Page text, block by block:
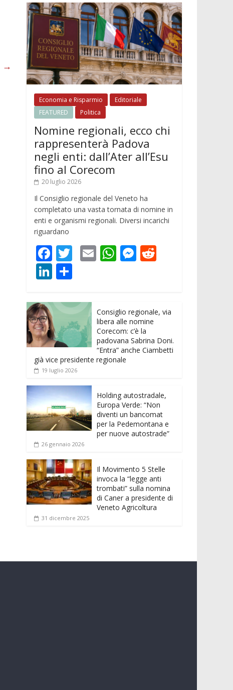
→
Economia e Risparmio
Editoriale
FEATURED
Politica
Nomine regionali, ecco chi
rappresenterà Padova
negli enti: dall’Ater all’Esu
fino al Corecom
20 luglio 2026
Il Consiglio regionale del Veneto ha
completato una vasta tornata di nomine in
enti e organismi regionali. Diversi incarichi
riguardano
F
ac
e
b
o
o
k
T
er
E W
A
p
p
M
n
g
er
t
Li
k
e
dI
n
n
di
vi
di
Consiglio regionale, via
libera alle nomine
Corecom: c’è la
padovana Sabrina Doni.
“Entra” anche Ciambetti
già vice presidente regionale
19 luglio 2026
Holding autostradale,
Europa Verde: “Non
diventi un bancomat
per la Pedemontana e
per nuove autostrade”
26 gennaio 2026
Il Movimento 5 Stelle
invoca la “legge anti
trombati” sulla nomina
di Caner a presidente di
Veneto Agricoltura
31 dicembre 2025